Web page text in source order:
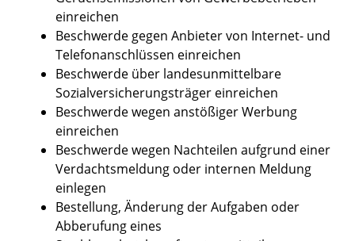
einreichen
Beschwerde gegen Anbieter von Internet- und
Telefonanschlüssen einreichen
Beschwerde über landesunmittelbare
Sozialversicherungsträger einreichen
Beschwerde wegen anstößiger Werbung
einreichen
Beschwerde wegen Nachteilen aufgrund einer
Verdachtsmeldung oder internen Meldung
einlegen
Bestellung, Änderung der Aufgaben oder
Abberufung eines